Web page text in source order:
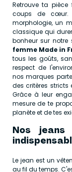
Retrouve ta
coups de
morphologie, un
classique qui
bonheur sur notre
femme Made in
tous les goûts,
respect de
nos marques
des critères stricts
Grâce à leur
mesure de te
planète et de tes
Nos jeans
Le jean est un
au fil du temps.